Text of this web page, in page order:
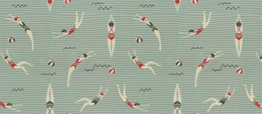
sie sich modern, im Inneren entspannte Einrichterin
Theresa Obermoser den Look mit einer äußerst
eleganten Form des Boho Styles.
Wohnen